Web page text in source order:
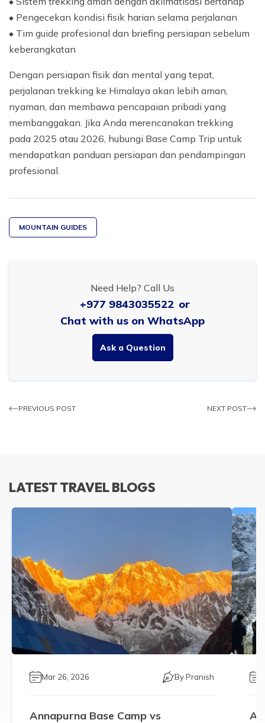
• Pengecekan kondisi fisik harian selama perjalanan
• Tim guide profesional dan briefing persiapan sebelum
keberangkatan
Dengan persiapan fisik dan mental yang tepat,
perjalanan trekking ke Himalaya akan lebih aman,
nyaman, dan membawa pencapaian pribadi yang
membanggakan. Jika Anda merencanakan trekking
pada 2025 atau 2026, hubungi Base Camp Trip untuk
mendapatkan panduan persiapan dan pendampingan
profesional.
MOUNTAIN GUIDES
Need Help? Call Us
+977 9843035522 or
Chat with us on WhatsApp
Ask a Question
PREVIOUS POST NEXT POST
LATEST TRAVEL BLOGS
Mar 26, 2026 ByPranish
Annapurna Base Camp vs